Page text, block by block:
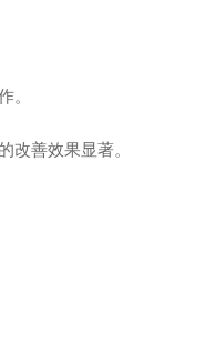
。
改善效果显著。